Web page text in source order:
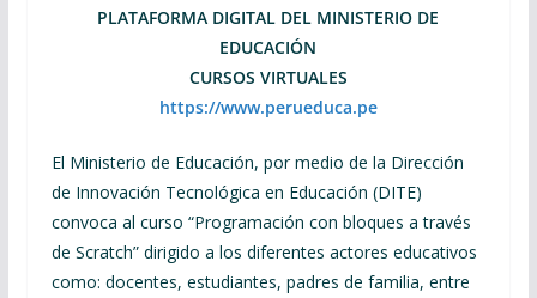
PLATAFORMA DIGITAL DEL MINISTERIO DE
EDUCACIÓN
CURSOS VIRTUALES
https://www.perueduca.pe
El Ministerio de Educación, por medio de la Dirección
de Innovación Tecnológica en Educación (DITE)
convoca al curso “Programación con bloques a través
de Scratch” dirigido a los diferentes actores educativos
como: docentes, estudiantes, padres de familia, entre